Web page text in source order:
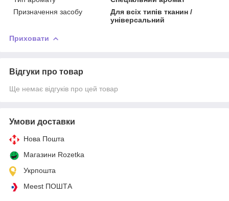
Призначення засобу
Для всіх типів тканин /
універсальний
Приховати
Відгуки про товар
Ще немає відгуків про цей товар
Умови доставки
Нова Пошта
Магазини Rozetka
Укрпошта
Meest ПОШТА